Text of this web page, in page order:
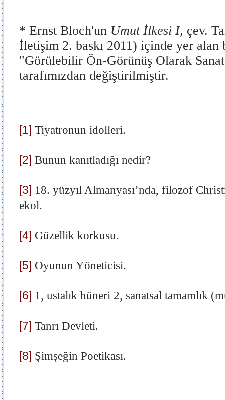
* Ernst Bloch'un Umut İlkesi I, çev.
İletişim 2. baskı 2011) içinde yer alan
"Görülebilir Ön-Görünüş Olarak
tarafımızdan değiştirilmiştir.
[1] Tiyatronun idolleri.
[2] Bunun kanıtladığı nedir?
[3] 18. yüzyıl Almanyası’nda, filozof
ekol.
[4] Güzellik korkusu.
[5] Oyunun Yöneticisi.
[6] 1, ustalık hüneri 2, sanatsal tamamlık
[7] Tanrı Devleti.
[8] Şimşeğin Poetikası.